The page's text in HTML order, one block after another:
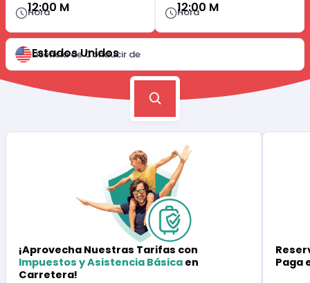
Hora
12:00 M Hora
12:00 M
Licencia de Conducir de
Estados Unidos
¡Aprovecha Nuestras Tarifas con
Impuestos y Asistencia Básica en
Carretera!
Paga